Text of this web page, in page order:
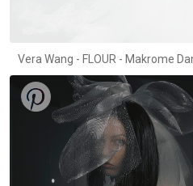
Vera Wang - FLOUR - Makrome